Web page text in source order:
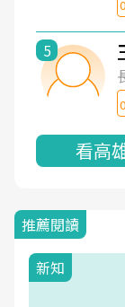
5
看高
推薦閱讀
新知